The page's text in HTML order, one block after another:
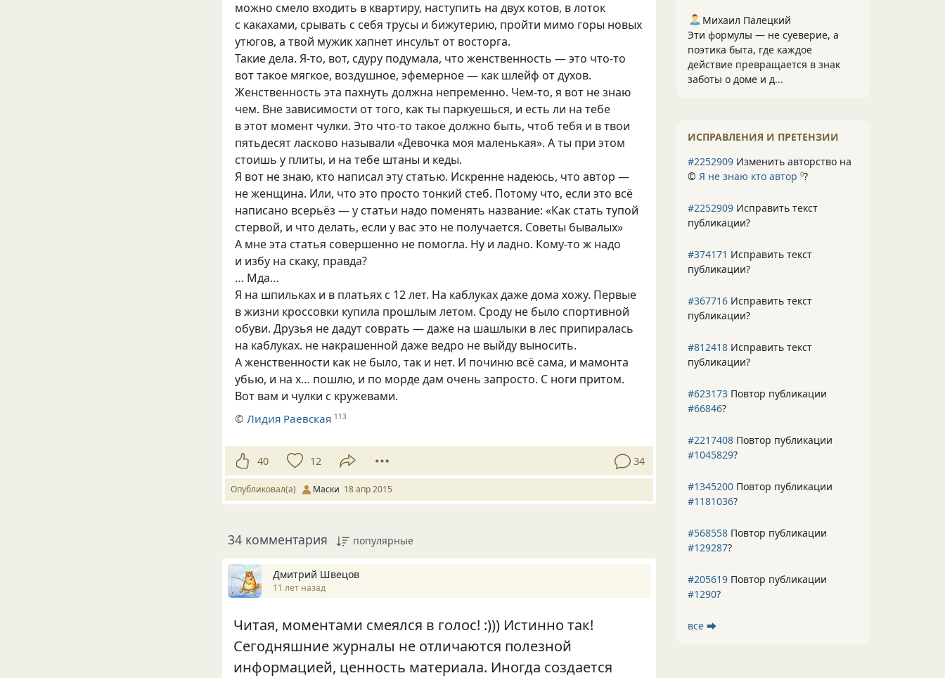
можно смело входить в квартиру, наступить на двух котов, в лоток
с какахами, срывать с себя трусы и бижутерию, пройти мимо горы новых
утюгов, а твой мужик хапнет инсульт от восторга.
Такие дела. Я-то, вот, сдуру подумала, что женственность — это что-то
вот такое мягкое, воздушное, эфемерное — как шлейф от духов.
Женственность эта пахнуть должна непременно. Чем-то, я вот не знаю
чем. Вне зависимости от того, как ты паркуешься, и есть ли на тебе
в этот момент чулки. Это что-то такое должно быть, чтоб тебя и в твои
пятьдесят ласково называли «Девочка моя маленькая». А ты при этом
стоишь у плиты, и на тебе штаны и кеды.
Я вот не знаю, кто написал эту статью. Искренне надеюсь, что автор —
не женщина. Или, что это просто тонкий стеб. Потому что, если это всё
написано всерьёз — у статьи надо поменять название: «Как стать тупой
стервой, и что делать, если у вас это не получается. Советы бывалых»
А мне эта статья совершенно не помогла. Ну и ладно. Кому-то ж надо
и избу на скаку, правда?
… Мда…
Я на шпильках и в платьях с 12 лет. На каблуках даже дома хожу. Первые
в жизни кроссовки купила прошлым летом. Сроду не было спортивной
обуви. Друзья не дадут соврать — даже на шашлыки в лес припиралась
на каблуках. не накрашенной даже ведро не выйду выносить.
А женственности как не было, так и нет. И починю всё сама, и мамонта
убью, и на х… пошлю, и по морде дам очень запросто. С ноги притом.
Вот вам и чулки с кружевами.
©Лидия Раевская 113
40 12 34
Опубликовал(а) Маски 18 апр 2015
34 комментария популярные
Дмитрий Швецов
11 лет назад
Читая, моментами смеялся в голос! :))) Истинно так!
Сегодняшние журналы не отличаются полезной
информацией, ценность материала. Иногда создается
Михаил Палецкий
Эти формулы — не суеверие, а
поэтика быта, где каждое
действие превращается в знак
заботы о доме и д...
ИСПРАВЛЕНИЯ И ПРЕТЕНЗИИ
#2252909 Изменить авторство на
© Я не знаю кто автор 0?
#2252909 Исправить текст
публикации?
#374171 Исправить текст
публикации?
#367716 Исправить текст
публикации?
#812418 Исправить текст
публикации?
#623173 Повтор публикации
#66846?
#2217408 Повтор публикации
#1045829?
#1345200 Повтор публикации
#1181036?
#568558 Повтор публикации
#129287?
#205619 Повтор публикации
#1290?
все ⮕